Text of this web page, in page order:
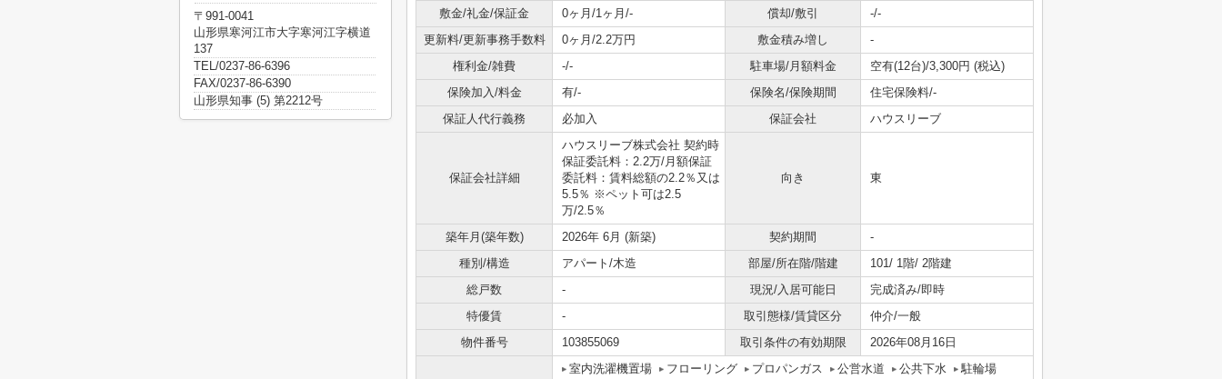
敷金/礼金/保証金
0ヶ月/1ヶ月/- 償却/敷引
-/-
更新料/更新事務手数料
0ヶ月/2.2万円 敷金積み増し
-
権利金/雑費
-/- 駐車場/月額料金
空有(12台)/3,300円 (税込)
保険加入/料金
有/- 保険名/保険期間
住宅保険料/-
保証人代行義務
必加入 保証会社 ハウスリーブ
保証会社詳細
ハウスリーブ株式会社 契約時
保証委託料：2.2万/月額保証
委託料：賃料総額の2.2％又は
5.5％ ※ペット可は2.5
万/2.5％
向き 東
築年月(築年数) 2026年 6月 (新築) 契約期間
-
種別/構造
アパート/木造 部屋/所在階/階建
101/ 1階/ 2階建
総戸数
- 現況/入居可能日
完成済み/即時
特優賃
- 取引態様/賃貸区分
仲介/一般
物件番号
103855069 取引条件の有効期限 2026年08月16日
室内洗濯機置場 フローリング プロパンガス 公営水道 公共下水
駐輪場
〒991-0041
山形県寒河江市大字寒河江字横道
137
TEL/0237-86-6396
FAX/0237-86-6390
山形県知事 (5) 第2212号